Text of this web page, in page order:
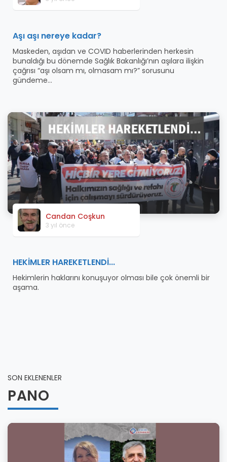
Aşı aşı nereye kadar?
Maskeden, aşıdan ve COVID haberlerinden herkesin
bunaldığı bu dönemde Sağlık Bakanlığı’nın aşılara ilişkin
çağrısı “aşı olsam mı, olmasam mı?” sorusunu
gündeme...
Candan Coşkun
3 yıl önce
HEKİMLER HAREKETLENDİ...
Hekimlerin haklarını konuşuyor olması bile çok önemli bir
aşama.
SON EKLENENLER
PANO